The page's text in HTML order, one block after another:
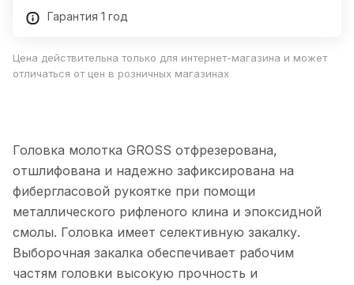
Гарантия 1 год
Цена действительна только для интернет-магазина и может
отличаться от цен в розничных магазинах
Головка молотка GROSS отфрезерована,
отшлифована и надежно зафиксирована на
фибергласовой рукоятке при помощи
металлического рифленого клина и эпоксидной
смолы. Головка имеет селективную закалку.
Выборочная закалка обеспечивает рабочим
частям головки высокую прочность и